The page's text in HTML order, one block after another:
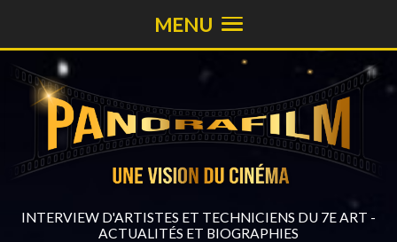
INTERVIEW D'ARTISTES ET TECHNICIENS DU 7E ART -
ACTUALITÉS ET BIOGRAPHIES
MENU